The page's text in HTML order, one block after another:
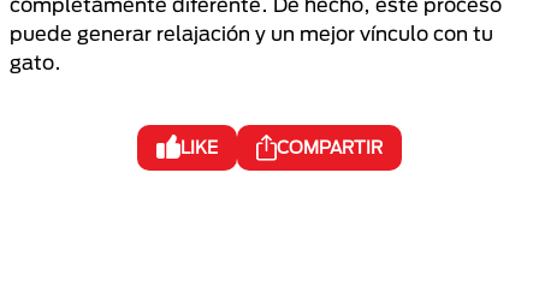
puede generar relajación y un mejor vínculo con tu
gato.
LIKE COMPARTIR